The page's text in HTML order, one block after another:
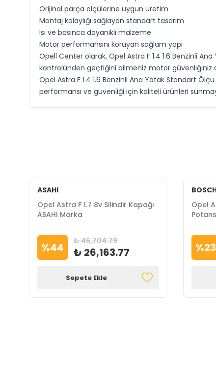
Orijinal parça ölçülerine uygun üretim
Montaj kolaylığı sağlayan standart tasarım
Isı ve basınca dayanıklı malzeme
Motor performansını koruyan sağlam yapı
Opell Center olarak, Opel Astra F 1.4 1.6 Benzinli
kontrolünden geçtiğini bilmeniz motor güvenliğiniz
Opel Astra F 1.4 1.6 Benzinli Ana Yatak Standart
performansı ve güvenliği için kaliteli ürünleri
CAVO
Opel Astra F Motor Kapak Açma
Teli Cavo Marka
%38 ₺ 951.67
₺ 589.52
Sepete Ekle
İTHAL
Opel
İTHAL
%44